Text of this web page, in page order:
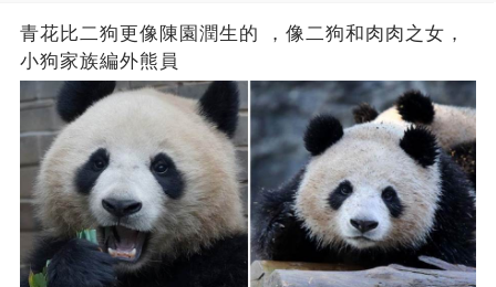
青花比二狗更像陳園潤生的 ​​，像二狗和肉肉之女，
小狗家族編外熊員